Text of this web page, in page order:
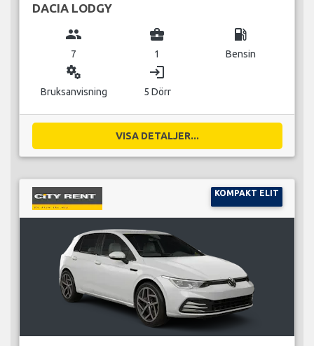
DACIA LODGY
group
7
business_center
1
local_gas_station
Bensin
miscellaneous_services
Bruksanvisning
login
5 Dörr
VISA DETALJER...
KOMPAKT ELIT